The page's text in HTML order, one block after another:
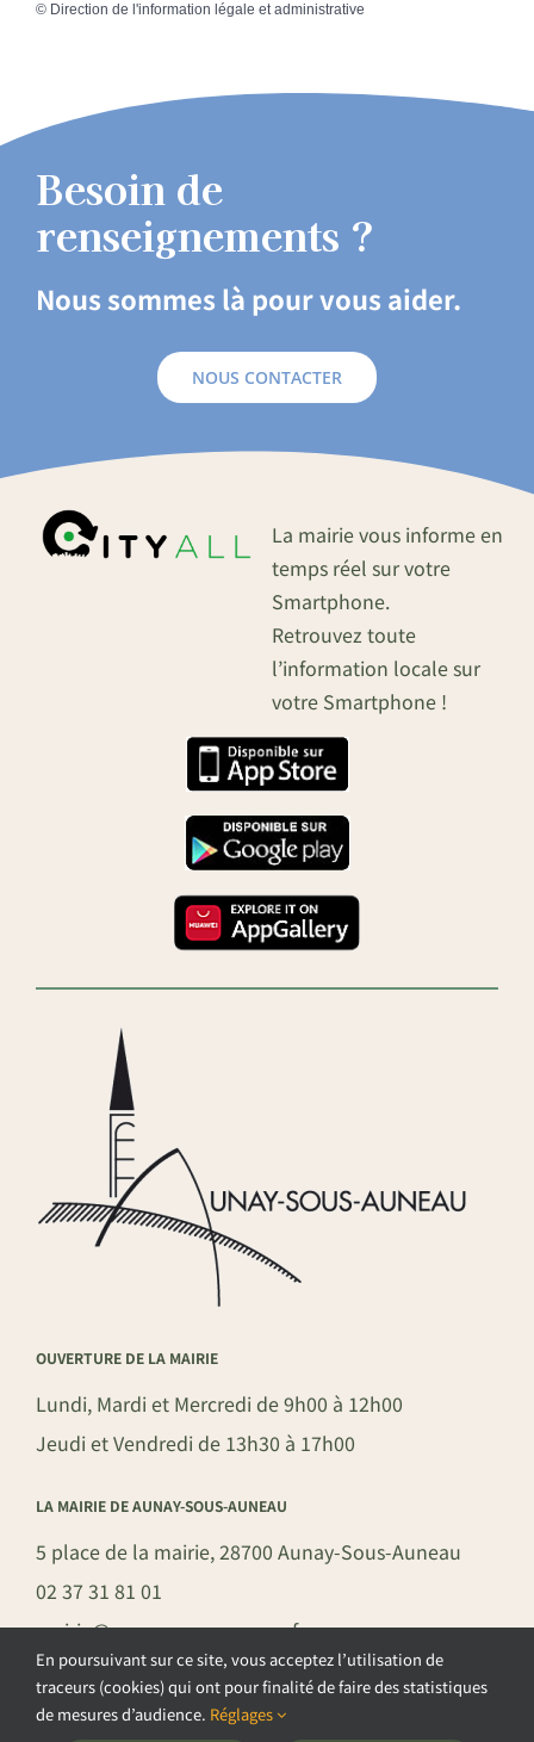
© Direction de l'information légale et administrative
Besoin de
renseignements ?
Nous sommes là pour vous aider.
NOUS CONTACTER
La mairie vous informe en
temps réel sur votre
Smartphone.
Retrouvez toute
l’information locale sur
votre Smartphone !
OUVERTURE DE LA MAIRIE
Lundi, Mardi et Mercredi de 9h00 à 12h00
Jeudi et Vendredi de 13h30 à 17h00
LA MAIRIE DE AUNAY-SOUS-AUNEAU
5 place de la mairie, 28700 Aunay-Sous-Auneau
02 37 31 81 01
mairie@aunay-sous-auneau.fr
En poursuivant sur ce site, vous acceptez l’utilisation de
traceurs (cookies) qui ont pour finalité de faire des statistiques
de mesures d’audience. Réglages